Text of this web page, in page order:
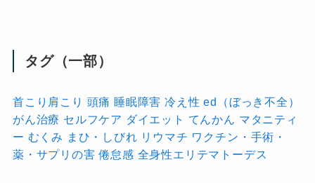
タグ（一部）
首こり肩こり 頭痛 睡眠障害 冷え性 ed（ぼっき不全）
がん治療 セルフケア ダイエット てんかん マタニティ
ー むくみ まひ・しびれ リウマチ ワクチン・手術・
薬・サプリの害 倦怠感 全身性エリテマトーデス